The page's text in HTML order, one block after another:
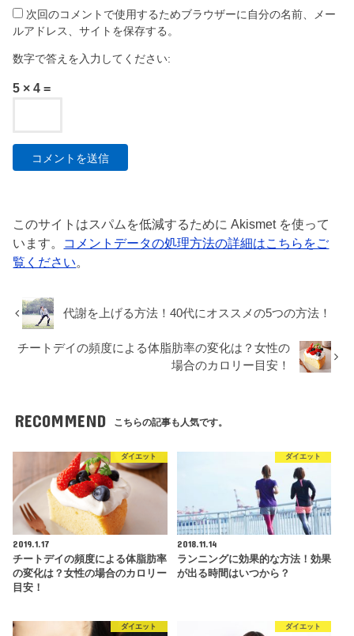
次回のコメントで使用するためブラウザーに自分の名前、メー
ルアドレス、サイトを保存する。
数字で答えを入力してください:
5 × 4 =
このサイトはスパムを低減するために Akismet を使って
います。 コメントデータの処理方法の詳細はこちらをご
覧ください。
代謝を上げる方法！40代にオススメの5つの方法！
チートデイの頻度による体脂肪率の変化は？女性の
場合のカロリー目安！
RECOMMEND こちらの記事も人気です。
ダイエット
2019.1.17
チートデイの頻度による体脂肪率
の変化は？女性の場合のカロリー
目安！
ダイエット
2018.11.14
ランニングに効果的な方法！効果
が出る時間はいつから？
ダイエット ダイエット